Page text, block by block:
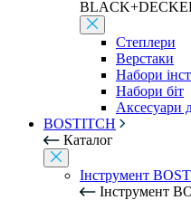
Степлери
Верстаки
Набори
Набори біт
Аксесуари
BOSTITCH
Каталог
Інструмент
Інструмент